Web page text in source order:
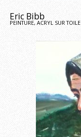
Eric Bibb
PEINTURE, ACRYL SUR TOILE